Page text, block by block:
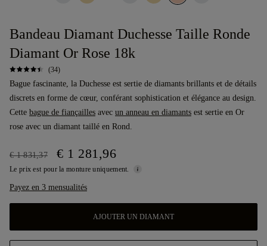
Bandeau Diamant Duchesse Taille Ronde
Diamant Or Rose 18k
(34)
Bague fascinante, la Duchesse est sertie de diamants brillants et de détails
discrets en forme de cœur, conférant sophistication et élégance au design.
Cette bague de fiançailles avec un anneau en diamants est sertie en Or
rose avec un diamant taillé en Rond.
€ 1 831,37 € 1 281,96
Le prix est pour la monture uniquement.
Payez en 3 mensualités
AJOUTER UN DIAMANT